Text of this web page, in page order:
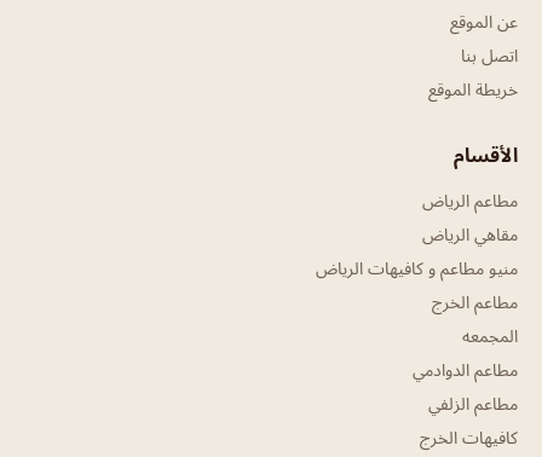
عن الموقع
اتصل بنا
خريطة الموقع
الأقسام
مطاعم الرياض
مقاهي الرياض
منيو مطاعم و كافيهات الرياض
مطاعم الخرج
المجمعه
مطاعم الدوادمي
مطاعم الزلفي
كافيهات الخرج